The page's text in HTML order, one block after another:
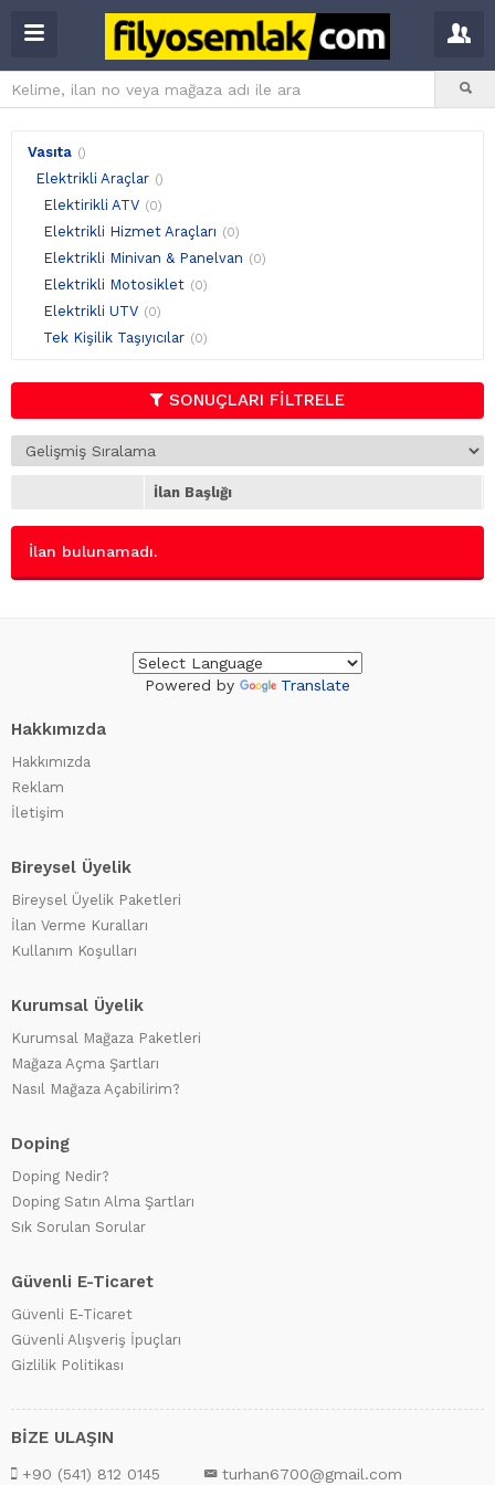
Vasıta ()
Elektrikli Araçlar ()
Elektirikli ATV (0)
Elektrikli Hizmet Araçları (0)
Elektrikli Minivan & Panelvan (0)
Elektrikli Motosiklet (0)
Elektrikli UTV (0)
Tek Kişilik Taşıyıcılar (0)
SONUÇLARI FİLTRELE
İlan Başlığı
İlan bulunamadı.
Powered by Translate
Hakkımızda
Hakkımızda
Reklam
İletişim
Bireysel Üyelik
Bireysel Üyelik Paketleri
İlan Verme Kuralları
Kullanım Koşulları
Kurumsal Üyelik
Kurumsal Mağaza Paketleri
Mağaza Açma Şartları
Nasıl Mağaza Açabilirim?
Doping
Doping Nedir?
Doping Satın Alma Şartları
Sık Sorulan Sorular
Güvenli E-Ticaret
Güvenli E-Ticaret
Güvenli Alışveriş İpuçları
Gizlilik Politikası
BİZE ULAŞIN
+90 (541) 812 0145 turhan6700@gmail.com